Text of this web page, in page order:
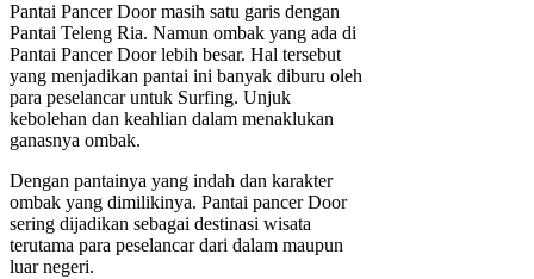
Pantai Pancer Door masih satu garis dengan
Pantai Teleng Ria. Namun ombak yang ada di
Pantai Pancer Door lebih besar. Hal tersebut
yang menjadikan pantai ini banyak diburu oleh
para peselancar untuk Surfing. Unjuk
kebolehan dan keahlian dalam menaklukan
ganasnya ombak.
Dengan pantainya yang indah dan karakter
ombak yang dimilikinya. Pantai pancer Door
sering dijadikan sebagai destinasi wisata
terutama para peselancar dari dalam maupun
luar negeri.